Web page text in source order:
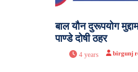
बाल यौन दुरूपयोग
पाण्डे दोषी ठहर
4 years birgunj